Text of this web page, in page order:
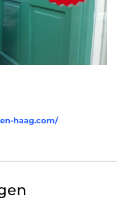
haag.com/